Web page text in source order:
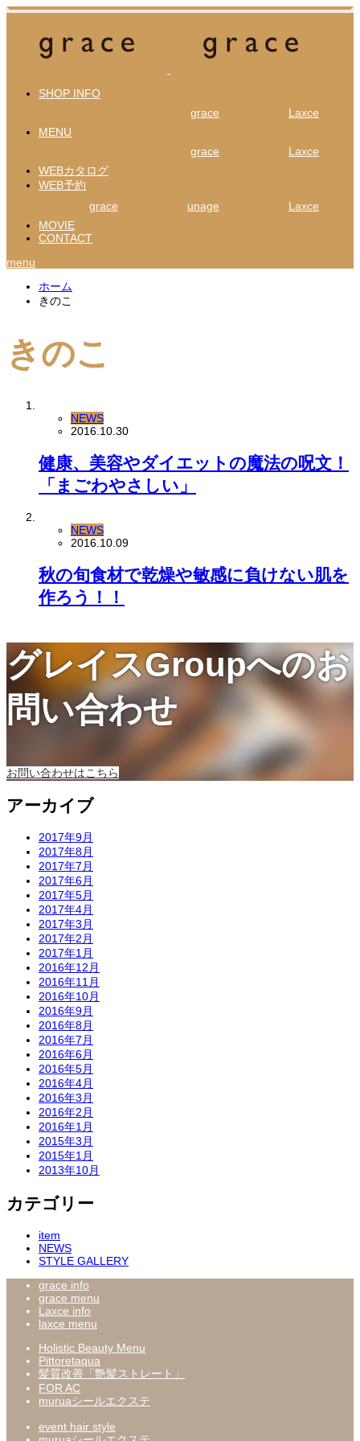
SHOP INFO
grace
Laxce
MENU
grace
Laxce
WEBカタログ
WEB予約
grace
unage
Laxce
MOVIE
CONTACT
menu
ホーム
きのこ
きのこ
NEWS
2016.10.30
健康、美容やダイエットの魔法の呪文！
「まごわやさしい」
NEWS
2016.10.09
秋の旬食材で乾燥や敏感に負けない肌を
作ろう！！
グレイスGroupへのお
問い合わせ
お問い合わせはこちら
アーカイブ
2017年9月
2017年8月
2017年7月
2017年6月
2017年5月
2017年4月
2017年3月
2017年2月
2017年1月
2016年12月
2016年11月
2016年10月
2016年9月
2016年8月
2016年7月
2016年6月
2016年5月
2016年4月
2016年3月
2016年2月
2016年1月
2015年3月
2015年1月
2013年10月
カテゴリー
item
NEWS
STYLE GALLERY
grace info
grace menu
Laxce info
laxce menu
Holistic Beauty Menu
Pittoretaqua
髪質改善「艶髪ストレート」
FOR AC
muruaシールエクステ
event hair style